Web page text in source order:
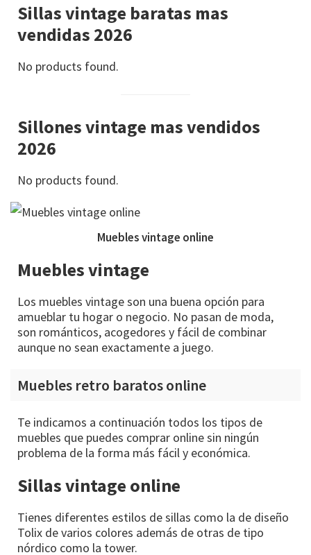
Sillas vintage baratas mas
vendidas 2026
No products found.
Sillones vintage mas vendidos
2026
No products found.
Muebles vintage online
Muebles vintage
Los muebles vintage son una buena opción para
amueblar tu hogar o negocio. No pasan de moda,
son románticos, acogedores y fácil de combinar
aunque no sean exactamente a juego.
Muebles retro baratos online
Te indicamos a continuación todos los tipos de
muebles que puedes comprar online sin ningún
problema de la forma más fácil y económica.
Sillas vintage online
Tienes diferentes estilos de sillas como la de diseño
Tolix de varios colores además de otras de tipo
nórdico como la tower.